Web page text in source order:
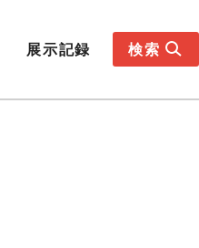
展示記録 検索